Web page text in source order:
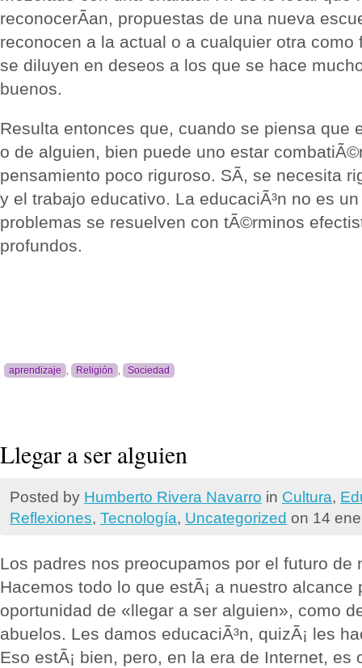
reconocerÃ­an, propuestas de una nueva
reconocen a la actual o a cualquier otra como
se diluyen en deseos a los que se hace
buenos.
Resulta entonces que, cuando se piensa que
o de alguien, bien puede uno estar
pensamiento poco riguroso. SÃ­, se necesita
y el trabajo educativo. La educaciÃ³n no es
problemas se resuelven con tÃ©rminos
profundos.
aprendizaje , Religión , Sociedad
Llegar a ser alguien
Posted by Humberto Rivera Navarro in Cultura,
Reflexiones, Tecnologí­a, Uncategorized on 14
Los padres nos preocupamos por el futuro de
Hacemos todo lo que estÃ¡ a nuestro alcance
oportunidad de «llegar a ser alguien», como
abuelos. Les damos educaciÃ³n, quizÃ¡ les
Eso estÃ¡ bien, pero, en la era de Internet, es